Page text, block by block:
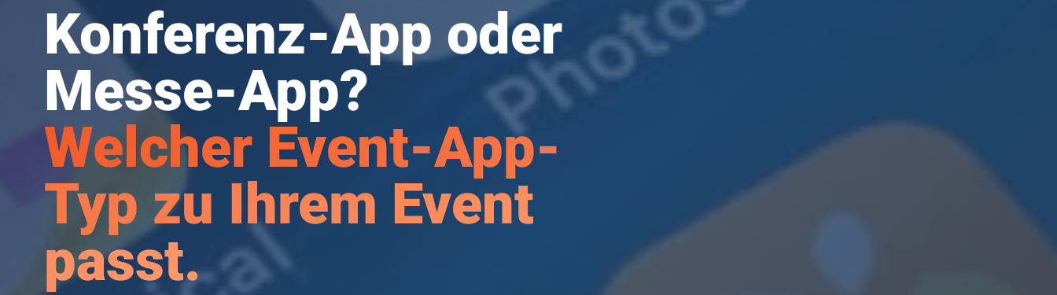
Konferenz-App oder
Messe-App?
Welcher Event-App-
Typ zu Ihrem Event
passt.